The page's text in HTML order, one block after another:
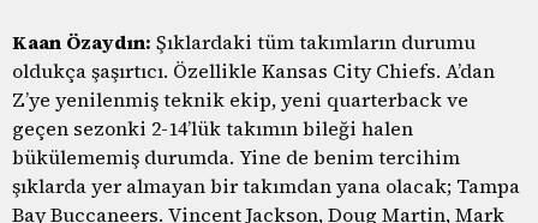
Kaan Özaydın: Şıklardaki tüm takımların durumu
oldukça şaşırtıcı. Özellikle Kansas City Chiefs. A’dan
Z’ye yenilenmiş teknik ekip, yeni quarterback ve
geçen sezonki 2-14’lük takımın bileği halen
bükülememiş durumda. Yine de benim tercihim
şıklarda yer almayan bir takımdan yana olacak; Tampa
Bay Buccaneers. Vincent Jackson, Doug Martin, Mark